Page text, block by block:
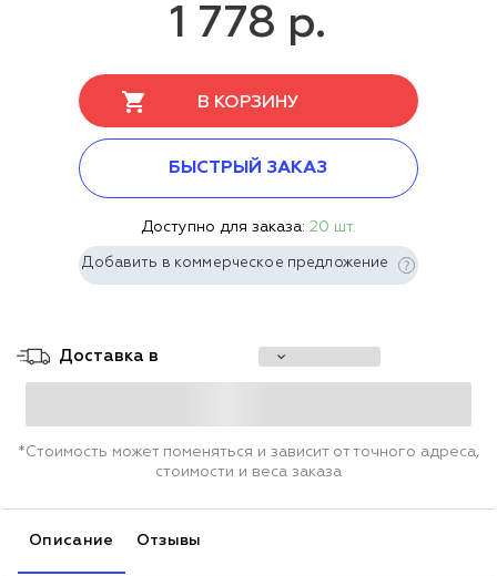
1 778 р.
В КОРЗИНУ
БЫСТРЫЙ ЗАКАЗ
Доступно для заказа: 20 шт.
Добавить в коммерческое предложение
Доставка в
*Стоимость может поменяться и зависит от точного адреса,
стоимости и веса заказа
Описание Отзывы